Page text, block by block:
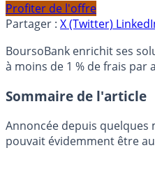
Profiter de l'offre
Partager : X (Twitter)
BoursoBank enrichit ses
à moins de 1 % de frais par
Sommaire de l'article
Annoncée depuis quelques
pouvait évidemment être